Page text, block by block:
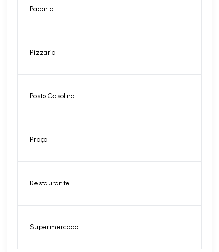
Padaria
Pizzaria
Posto Gasolina
Praça
Restaurante
Supermercado